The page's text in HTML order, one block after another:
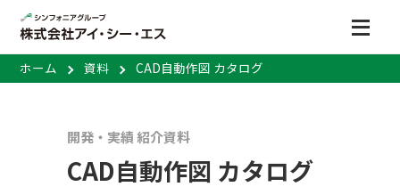
ホーム 資料 CAD自動作図 カタログ
開発・実績 紹介資料
CAD自動作図 カタログ